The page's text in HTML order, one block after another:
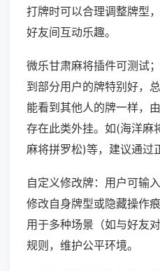
打牌时可以合理调整牌型
好友间互动乐趣。
微乐甘肃麻将插件可测试
到部分用户的牌特别好，
能看到其他人的牌一样，
存在此类外挂。如(海洋麻
麻将拼罗松)等，建议通过
自定义修改牌：用户可输
修改自身牌型或隐藏操作
用于多种场景（如与好友
规则，维护公平环境。